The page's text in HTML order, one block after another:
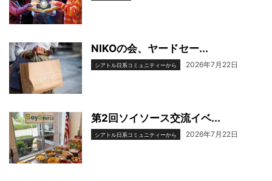
NIKOの会、ヤードセー...
シアトル日系コミュニティーから 2026年7月22日
第2回ソイソース交流イベ...
シアトル日系コミュニティーから 2026年7月22日